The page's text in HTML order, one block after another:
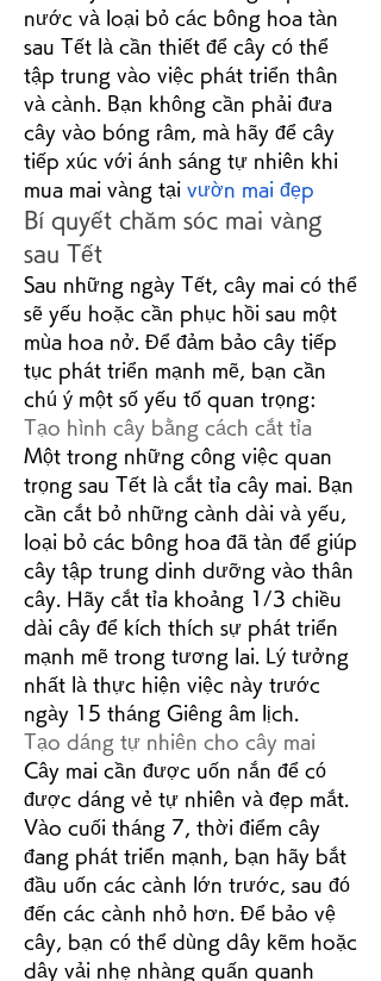
nước và loại bỏ các bông hoa tàn
sau Tết là cần thiết để cây có thể
tập trung vào việc phát triển thân
và cành. Bạn không cần phải đưa
cây vào bóng râm, mà hãy để cây
tiếp xúc với ánh sáng tự nhiên khi
mua mai vàng tại vườn mai đẹp
Bí quyết chăm sóc mai vàng
sau Tết
Sau những ngày Tết, cây mai có thể
sẽ yếu hoặc cần phục hồi sau một
mùa hoa nở. Để đảm bảo cây tiếp
tục phát triển mạnh mẽ, bạn cần
chú ý một số yếu tố quan trọng:
Tạo hình cây bằng cách cắt tỉa
Một trong những công việc quan
trọng sau Tết là cắt tỉa cây mai. Bạn
cần cắt bỏ những cành dài và yếu,
loại bỏ các bông hoa đã tàn để giúp
cây tập trung dinh dưỡng vào thân
cây. Hãy cắt tỉa khoảng 1/3 chiều
dài cây để kích thích sự phát triển
mạnh mẽ trong tương lai. Lý tưởng
nhất là thực hiện việc này trước
ngày 15 tháng Giêng âm lịch.
Tạo dáng tự nhiên cho cây mai
Cây mai cần được uốn nắn để có
được dáng vẻ tự nhiên và đẹp mắt.
Vào cuối tháng 7, thời điểm cây
đang phát triển mạnh, bạn hãy bắt
đầu uốn các cành lớn trước, sau đó
đến các cành nhỏ hơn. Để bảo vệ
cây, bạn có thể dùng dây kẽm hoặc
dây vải nhẹ nhàng quấn quanh